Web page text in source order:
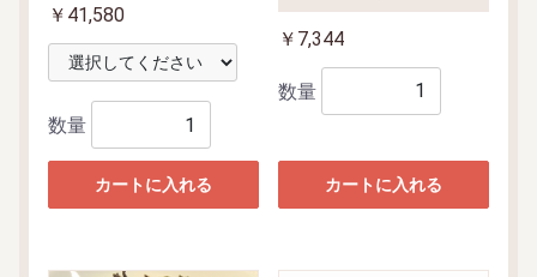
く熟成され、クリーンでまろやかな
風味に驚きました。新茶と異なり、
やはり「熟成の魅力」「時間の力」
がすごく実感しました。
￥41,580
数量
カートに入れる
ーバッグ160個/茶葉正味量:320g
￥7,344
数量
カートに入れる